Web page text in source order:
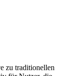
zu traditionellen